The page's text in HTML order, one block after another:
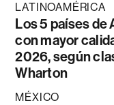
LATINOAMÉRICA
Los 5 países de
con mayor
2026, según
Wharton
MÉXICO